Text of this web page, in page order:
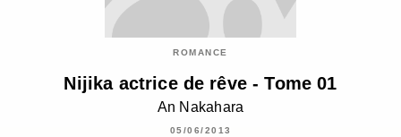
ROMANCE
Nijika actrice de rêve - Tome 01
An Nakahara
05/06/2013